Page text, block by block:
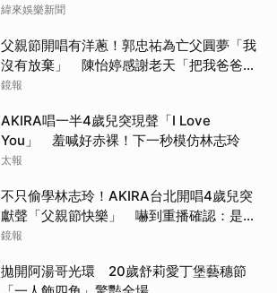
緯來娛樂新聞
父親節開唱有洋蔥！郭忠祐為亡父圓夢「我
沒有放棄」 陳怡婷感謝老天「把我爸爸還
給我」
鏡報
AKIRA唱一半4歲兒突現聲「I Love
You」 羞喊好赤裸！下一秒模仿林志玲
太報
不只偷學林志玲！AKIRA台北開唱4歲兒突
獻聲「父親節快樂」 嚇到重播確認：是我
兒子
鏡報
拋開阿湯哥光環 20歲舒莉愛丁堡藝穗節